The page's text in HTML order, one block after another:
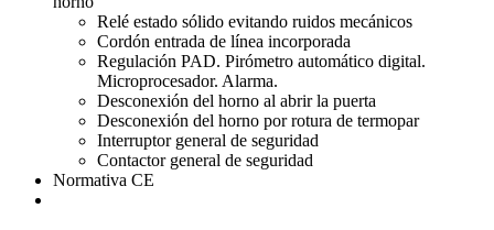
Relé estado sólido evitando ruidos mecánicos
Cordón entrada de línea incorporada
Regulación PAD. Pirómetro automático digital.
Microprocesador. Alarma.
Desconexión del horno al abrir la puerta
Desconexión del horno por rotura de termopar
Interruptor general de seguridad
Contactor general de seguridad
Normativa CE